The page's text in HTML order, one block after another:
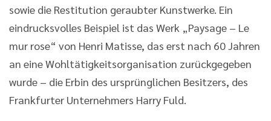
sowie die Restitution geraubter Kunstwerke. Ein
eindrucksvolles Beispiel ist das Werk „Paysage – Le
mur rose“ von Henri Matisse, das erst nach 60 Jahren
an eine Wohltätigkeitsorganisation zurückgegeben
wurde – die Erbin des ursprünglichen Besitzers, des
Frankfurter Unternehmers Harry Fuld.